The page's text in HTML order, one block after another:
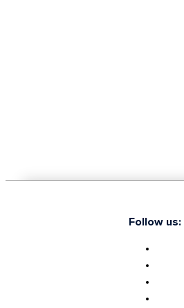
Follow us: